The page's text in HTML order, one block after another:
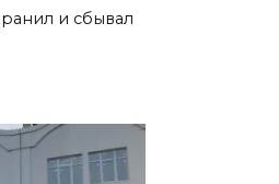
и сбывал